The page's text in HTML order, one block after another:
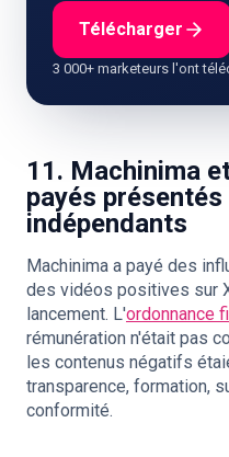
Télécharger
3 000+ marketeurs l'ont
11. Machinima
payés
indépendants
Machinima a payé des
des vidéos positives sur
lancement. L'ordonnance
rémunération n'était pas
les contenus négatifs
transparence, formation,
conformité.